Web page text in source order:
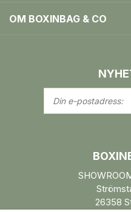
OM BOXINBAG & CO
Din
e-
26358